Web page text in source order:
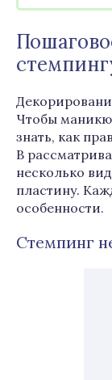
Чтобы
знать, как
В
несколько
пластину.
особенности.
Стемпинг